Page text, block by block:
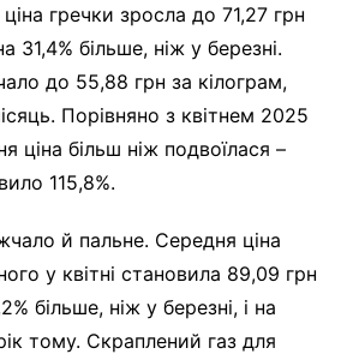
гречки зросла до 71,27 грн
31,4% більше, ніж у березні.
до 55,88 грн за кілограм,
Порівняно з квітнем 2025
ціна більш ніж подвоїлася –
115,8%.
й пальне. Середня ціна
у квітні становила 89,09 грн
більше, ніж у березні, і на
тому. Скраплений газ для